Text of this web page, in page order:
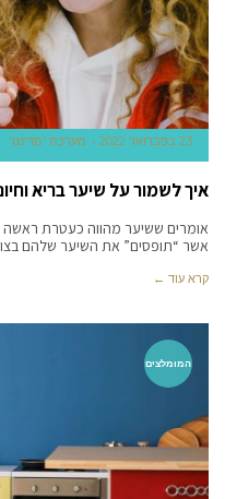
23 בפברואר 2022 מערכת 'מדינט'
איך לשמור על שיער בריא
אומרים ששיער מהווה כעטרת ראשה
אשר “תופסים” את השיער שלהם
קרא עוד ←
המומלצים